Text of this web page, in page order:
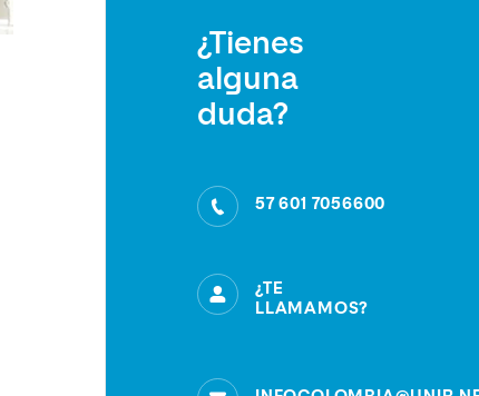
¿Tienes
alguna
duda?
57 601 7056600
¿TE
LLAMAMOS?